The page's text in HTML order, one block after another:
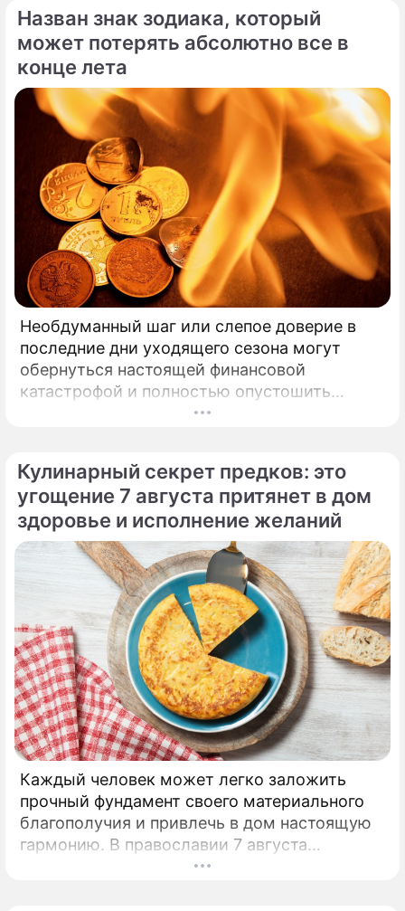
Назван знак зодиака, который
может потерять абсолютно все в
конце лета
Необдуманный шаг или слепое доверие в
последние дни уходящего сезона могут
обернуться настоящей финансовой
катастрофой и полностью опустошить
кошелек. Известная шаманка и ясновидящая
привык легкомысленно относиться к своим
сбережениям.
Кулинарный секрет предков: это
угощение 7 августа притянет в дом
здоровье и исполнение желаний
Каждый человек может легко заложить
прочный фундамент своего материального
благополучия и привлечь в дом настоящую
гармонию. В православии 7 августа
почитают память праведной Анны, матери